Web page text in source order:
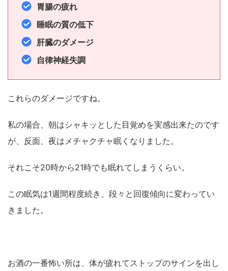
胃腸の疲れ
睡眠の質の低下
肝臓のダメージ
自律神経失調
これらのダメージですね。
私の場合、朝はシャキッとした目覚めを実感出来たのです
が、反面、夜はメチャクチャ眠くなりました。
それこそ20時から21時でも眠れてしまうくらい。
この眠気は1週間程度続き、段々と回復傾向に変わってい
きました。
お酒の一番怖い所は、体が疲れてストップのサインを出し